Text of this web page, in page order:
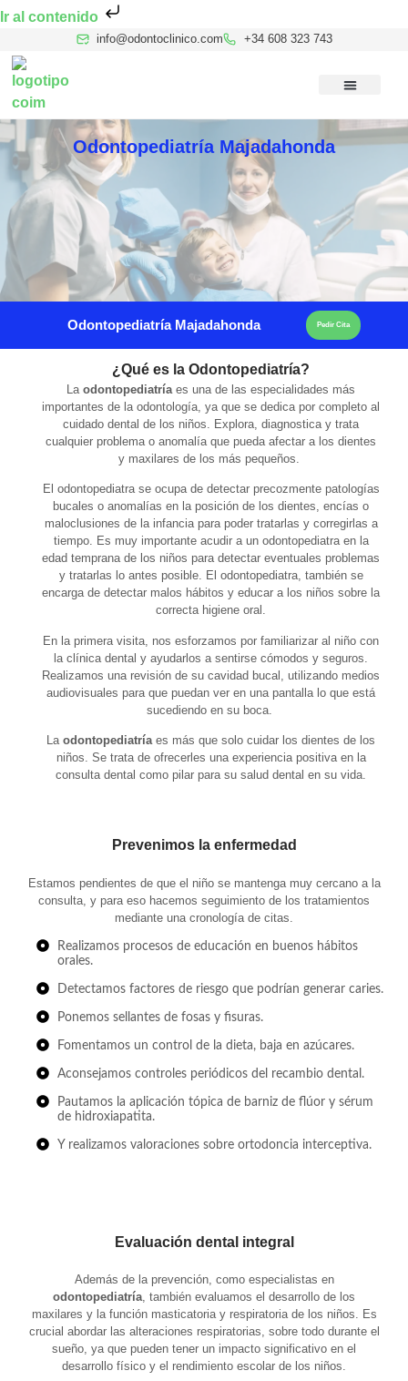
Ir al contenido
info@odontoclinico.com +34 608 323 743
Odontopediatría Majadahonda
Odontopediatría Majadahonda Pedir Cita
¿Qué es la Odontopediatría?
La odontopediatríaes una de las especialidades más
importantes de la odontología, ya que se dedica por completo al
cuidado dental de los niños. Explora, diagnostica y trata
cualquier problema o anomalía que pueda afectar a los dientes
y maxilares de los más pequeños.
El odontopediatra se ocupa de detectar precozmente patologías
bucales o anomalías en la posición de los dientes, encías o
maloclusiones de la infancia para poder tratarlas y corregirlas a
tiempo. Es muy importante acudir a un odontopediatra en la
edad temprana de los niños para detectar eventuales problemas
y tratarlas lo antes posible. El odontopediatra, también se
encarga de detectar malos hábitos y educar a los niños sobre la
correcta higiene oral.
En la primera visita, nos esforzamos por familiarizar al niño con
la clínica dental y ayudarlos a sentirse cómodos y seguros.
Realizamos una revisión de su cavidad bucal, utilizando medios
audiovisuales para que puedan ver en una pantalla lo que está
sucediendo en su boca.
La odontopediatríaes más que solo cuidar los dientes de los
niños. Se trata de ofrecerles una experiencia positiva en la
consulta dental como pilar para su salud dental en su vida.
Prevenimos la enfermedad​
Estamos pendientes de que el niño se mantenga muy cercano a la
consulta, y para eso hacemos seguimiento de los tratamientos
mediante una cronología de citas.
Realizamos procesos de educación en buenos hábitos
orales.
Detectamos factores de riesgo que podrían generar caries.
Ponemos sellantes de fosas y fisuras.
Fomentamos un control de la dieta, baja en azúcares.
Aconsejamos controles periódicos del recambio dental.
Pautamos la aplicación tópica de barniz de flúor y sérum
de hidroxiapatita.
Y realizamos valoraciones sobre ortodoncia interceptiva.
Evaluación dental integral
Además de la prevención, como especialistas en
odontopediatría también evaluamos el desarrollo de los
maxilares y la función masticatoria y respiratoria de los niños. Es
crucial abordar las alteraciones respiratorias, sobre todo durante el
sueño, ya que pueden tener un impacto significativo en el
desarrollo físico y el rendimiento escolar de los niños.